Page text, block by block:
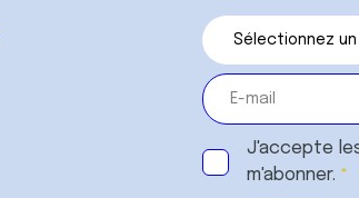
J'accepte
m'abonner.